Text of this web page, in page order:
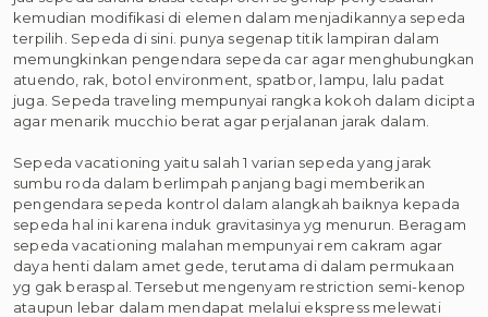
kemudian modifikasi di elemen dalam menjadikannya sepeda
terpilih. Sepeda di sini. punya segenap titik lampiran dalam
memungkinkan pengendara sepeda car agar menghubungkan
atuendo, rak, botol environment, spatbor, lampu, lalu padat
juga. Sepeda traveling mempunyai rangka kokoh dalam dicipta
agar menarik mucchio berat agar perjalanan jarak dalam.
Sepeda vacationing yaitu salah 1 varian sepeda yang jarak
sumbu roda dalam berlimpah panjang bagi memberikan
pengendara sepeda kontrol dalam alangkah baiknya kepada
sepeda hal ini karena induk gravitasinya yg menurun. Beragam
sepeda vacationing malahan mempunyai rem cakram agar
daya henti dalam amet gede, terutama di dalam permukaan
yg gak beraspal. Tersebut mengenyam restriction semi-kenop
ataupun lebar dalam mendapat melalui ekspress melewati